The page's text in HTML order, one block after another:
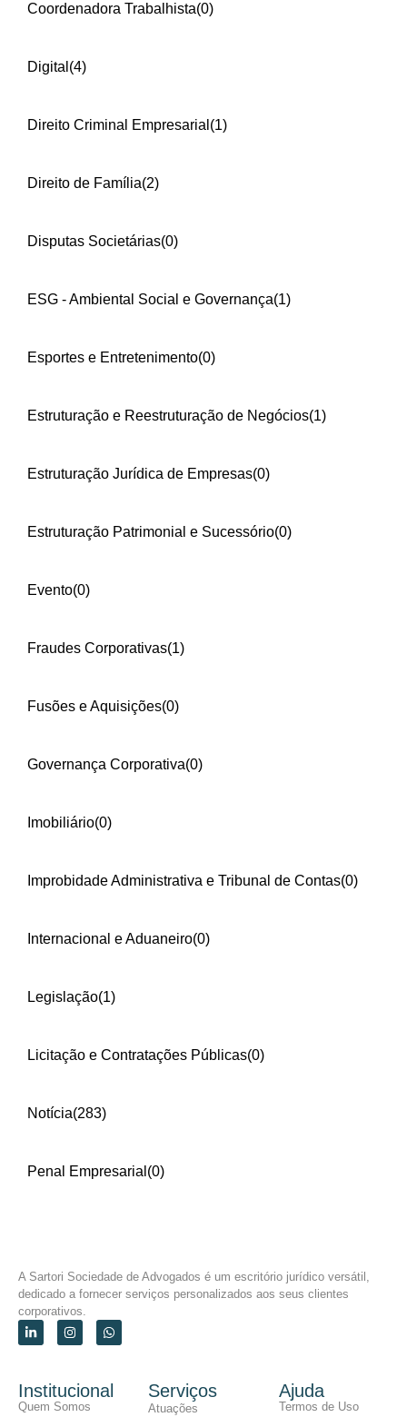
Coordenadora Trabalhista(0)
Digital (4)
Direito Criminal Empresarial (1)
Direito de Família(2)
Disputas Societárias(0)
ESG - Ambiental Social e Governança(1)
Esportes e Entretenimento(0)
Estruturação e Reestruturação de Negócios(1)
Estruturação Jurídica de Empresas(0)
Estruturação Patrimonial e Sucessório(0)
Evento(0)
Fraudes Corporativas(1)
Fusões e Aquisições(0)
Governança Corporativa(0)
Imobiliário(0)
Improbidade Administrativa e Tribunal de Contas(0)
Internacional e Aduaneiro(0)
Legislação(1)
Licitação e Contratações Públicas(0)
Notícia(283)
Penal Empresarial (0)
A Sartori Sociedade de Advogados é um escritório jurídico versátil,
dedicado a fornecer serviços personalizados aos seus clientes
corporativos.
Institucional
Quem Somos
Serviços
Atuações
Ajuda
Termos de Uso